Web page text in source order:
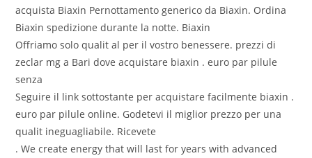
acquista Biaxin Pernottamento generico da Biaxin. Ordina
Biaxin spedizione durante la notte. Biaxin
Offriamo solo qualit al per il vostro benessere. prezzi di
zeclar mg a Bari dove acquistare biaxin . euro par pilule
senza
Seguire il link sottostante per acquistare facilmente biaxin .
euro par pilule online. Godetevi il miglior prezzo per una
qualit ineguagliabile. Ricevete
. We create energy that will last for years with advanced